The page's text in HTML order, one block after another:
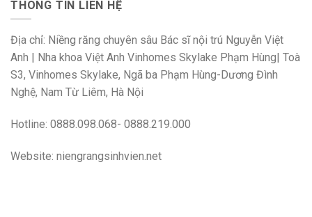
THÔNG TIN LIÊN HỆ
Địa chỉ: Niềng răng chuyên sâu Bác sĩ nội trú Nguyễn Việt
Anh | Nha khoa Việt Anh Vinhomes Skylake Phạm Hùng| Toà
S3, Vinhomes Skylake, Ngã ba Phạm Hùng-Dương Đình
Nghệ, Nam Từ Liêm, Hà Nội
Hotline: 0888.098.068- 0888.219.000
Website: niengrangsinhvien.net